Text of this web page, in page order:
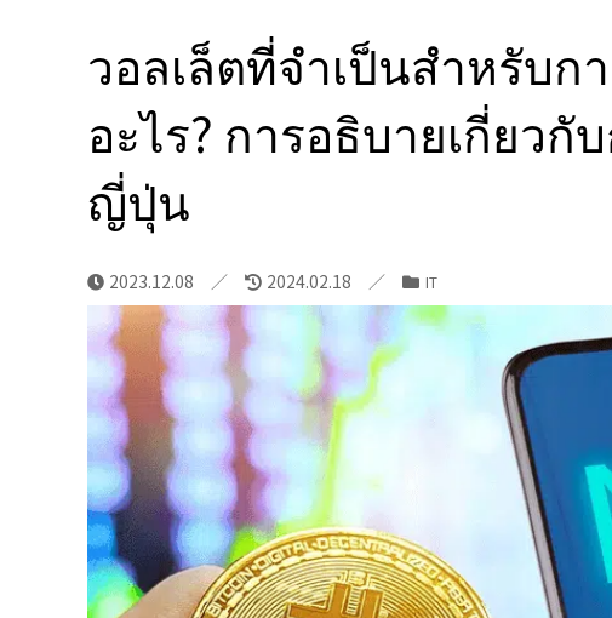
วอลเล็ตที่จำเป็นสำหรับก
อะไร? การอธิบายเกี่ยว
ญี่ปุ่น
2023.12.08 2024.02.18 IT